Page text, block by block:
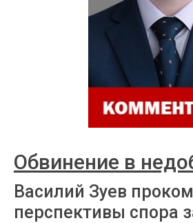
Обвинение в
Василий Зуев
перспективы спора